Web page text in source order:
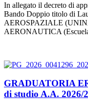
In allegato il decreto di
Bando Doppio titolo di
AEROSPAZIALE
AERONAUTICA
GRADUATORIA
di studio A.A. 2026/